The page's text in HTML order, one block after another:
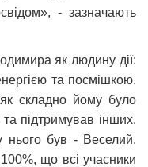
- зазначають
як людину дії:
та посмішкою.
складно йому було
підтримував інших.
нього був - Веселий.
що всі учасники